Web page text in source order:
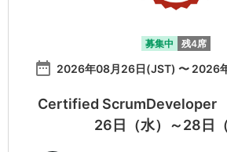
募集中 残4席
date_range 2026年08月26日(JST) 〜 2026
Certified ScrumDeveloper
26日（水）～28日（